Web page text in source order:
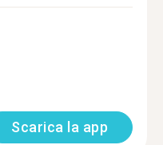
Scarica la app